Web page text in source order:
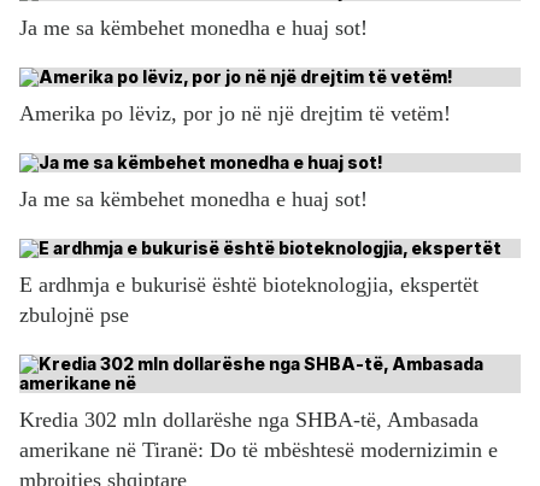
Ja me sa këmbehet monedha e huaj sot!
Amerika po lëviz, por jo në një drejtim të vetëm!
Ja me sa këmbehet monedha e huaj sot!
E ardhmja e bukurisë është bioteknologjia, ekspertët
zbulojnë pse
Kredia 302 mln dollarëshe nga SHBA-të, Ambasada
amerikane në Tiranë: Do të mbështesë modernizimin e
mbrojtjes shqiptare